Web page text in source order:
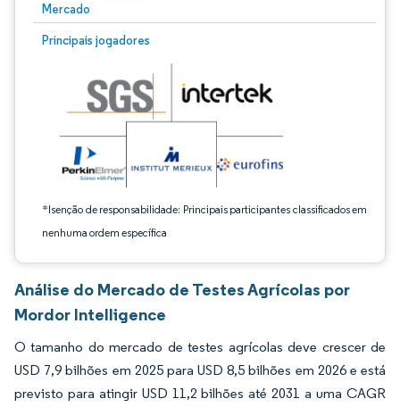
Mercado
Principais jogadores
*Isenção de responsabilidade: Principais participantes classificados em
nenhuma ordem específica
Imagem © Mordor Intelligence. O reuso requer atribuição conforme CC BY 4.0.
Análise do Mercado de Testes Agrícolas por
Mordor Intelligence
O tamanho do mercado de testes agrícolas deve crescer de
USD 7,9 bilhões em 2025 para USD 8,5 bilhões em 2026 e está
previsto para atingir USD 11,2 bilhões até 2031 a uma CAGR